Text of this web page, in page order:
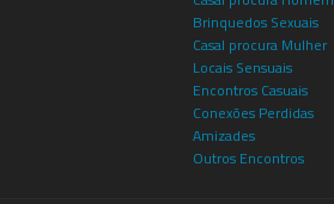
Brinquedos Sexuais
Casal procura Mulher
Locais Sensuais
Encontros Casuais
Conexões Perdidas
Amizades
Outros Encontros